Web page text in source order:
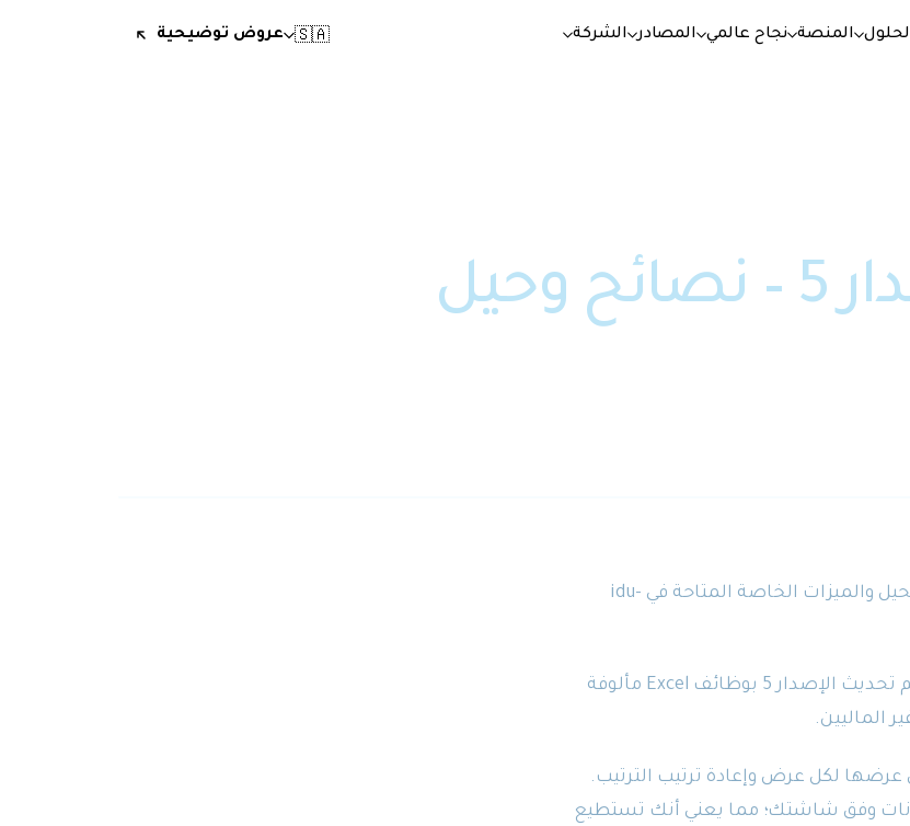
المنصة نجاح عالمي المصادر الشركة 🇸🇦 عروض توضيحية
idu-Concept الإصدار 5 – نصائح وحيل
مرحباً بكم مجدداً في سلسلتنا المصغّرة من النصائح والحيل والميزات الخاصة المتاحة في idu-
إدراكاً بأن Excel هو الأساس الذي يألفه معظم الناس، تم تحديث الإصدار 5 بوظائف Excel مألوفة
الماليين.
عرضها لكل عرض وإعادة ترتيب الترتيب.
وفق شاشتك؛ مما يعني أنك تستطيع